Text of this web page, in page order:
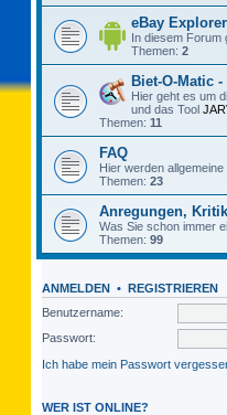
eBay
In diesem Forum
Themen: 2
Biet-O-Matic -
Hier geht es um
und das Tool
Themen: 11
FAQ
Hier werden
Themen: 23
Anregungen,
Was Sie schon immer
Themen: 99
ANMELDEN • REGISTRIEREN
Benutzername:
Passwort:
Ich habe mein Passwort
WER IST ONLINE?